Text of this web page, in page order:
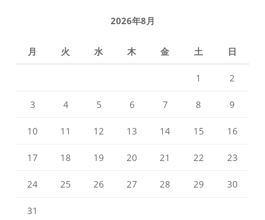
を
2026年8月
月 火 水 木 金 土 日
1 2
3 4 5 6 7 8 9
10 11 12 13 14 15 16
17 18 19 20 21 22 23
24 25 26 27 28 29 30
31